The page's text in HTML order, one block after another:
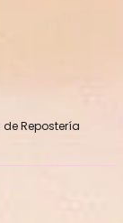
Repostería